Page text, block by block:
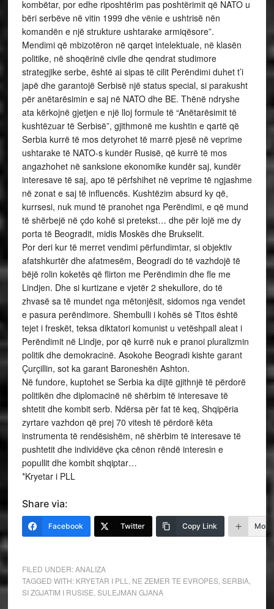
kombëtar, por edhe riposhtërim pas poshtërimit që NATO u
bëri serbëve në vitin 1999 dhe vënie e ushtrisë nën
komandën e një strukture ushtarake armiqësore”.
Mendimi që mbizotëron në qarqet intelektuale, në klasën
politike, në shoqërinë civile dhe qendrat studimore
strategjike serbe, është ai sipas të cilit Perëndimi duhet t’i
japë dhe garantojë Serbisë një status special, si parakusht
për anëtarësimin e saj në NATO dhe BE. Thënë ndryshe
ata kërkojnë gjetjen e një lloj formule të “Anëtarësimit të
kushtëzuar të Serbisë”, gjithmonë me kushtin e qartë që
Serbia kurrë të mos detyrohet të marrë pjesë në veprime
ushtarake të NATO-s kundër Rusisë, që kurrë të mos
angazhohet në sanksione ekonomike kundër saj, kundër
interesave të saj, apo të përfshihet në veprime të ngjashme
në zonat e saj të influencës. Kushtëzim absurd ky që,
kurrsesi, nuk mund të pranohet nga Perëndimi, e që mund
të shërbejë në çdo kohë si pretekst… dhe për lojë me dy
porta të Beogradit, midis Moskës dhe Brukselit.
Por deri kur të merret vendimi përfundimtar, si objektiv
afatshkurtër dhe afatmesëm, Beogradi do të vazhdojë të
bëjë rolin koketës që flirton me Perëndimin dhe fle me
Lindjen. Dhe si kurtizane e vjetër 2 shekullore, do të
zhvasë sa të mundet nga mëtonjësit, sidomos nga vendet
e pasura perëndimore. Shembulli i kohës së Titos është
tejet i freskët, teksa diktatori komunist u vetëshpall aleat i
Perëndimit në Lindje, por që kurrë nuk e pranoi pluralizmin
politik dhe demokracinë. Asokohe Beogradi kishte garant
Çurçillin, sot ka garant Baroneshën Ashton.
Në fundore, kuptohet se Serbia ka dijtë gjithnjë të përdorë
politikën dhe diplomacinë në shërbim të interesave të
shtetit dhe kombit serb. Ndërsa për fat të keq, Shqipëria
zyrtare vazhdon që prej 70 vitesh të përdorë këta
instrumenta të rendësishëm, në shërbim të interesave të
pushtetit dhe individëve çka cënon rëndë interesin e
popullit dhe kombit shqiptar…
*Kryetar i PLL
Share via:
Facebook Twitter Copy Link More
FILED UNDER:ANALIZA
TAGGED WITH: KRYETAR I PLL NE ZEMER TE EVROPES, SERBIA,
SI ZGJATIM I RUSISE SULEJMAN GJANA